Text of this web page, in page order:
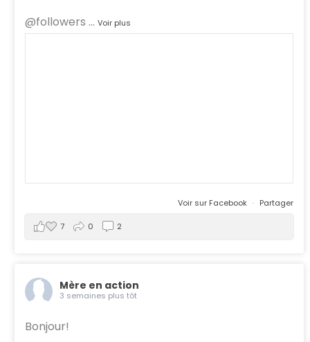
@followers …Voir plus
Voir sur Facebook · Partager
7 0 2
Mère en action
3 semaines plus tôt
Bonjour!